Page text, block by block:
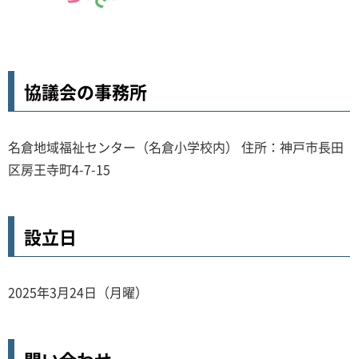
協議会の事務所
名倉地域福祉センター（名倉小学校内） 住所：神戸市長田
区房王寺町4-7-15
設立日
2025年3月24日（月曜）